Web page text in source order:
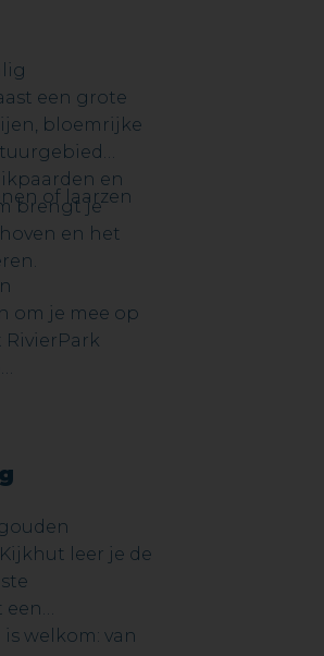
een grote
bloemrijke
en
brengt je
en het
of laarzen
om je mee op
leer je de
een
welkom: van